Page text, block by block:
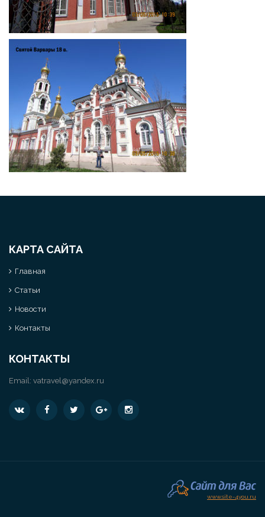
КАРТА САЙТА
Главная
Статьи
Новости
Контакты
КОНТАКТЫ
Email: vatravel@yandex.ru
www.site-4you.ru